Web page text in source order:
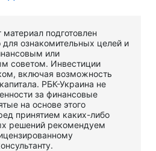
подготовлен
для ознакомительных целей и
или
советом. Инвестиции
включая возможность
РБК-Украина не
за финансовые
на основе этого
принятием каких-либо
решений рекомендуем